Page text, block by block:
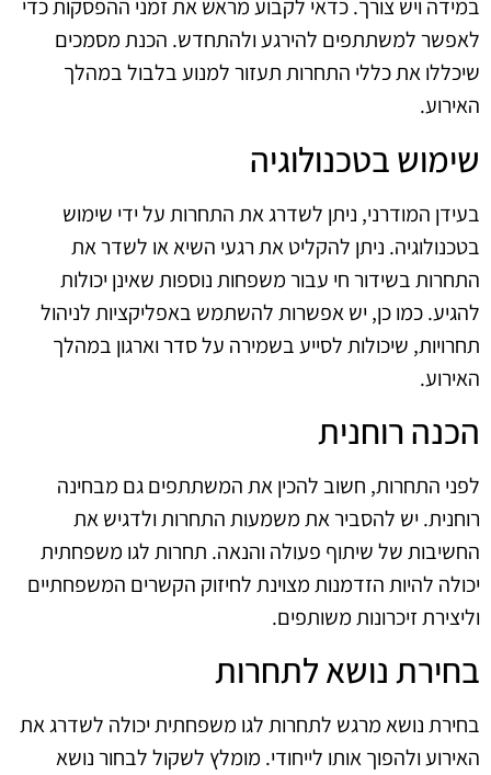
במידה ויש צורך. כדאי לקבוע מראש את זמני ההפסקות כדי
לאפשר למשתתפים להירגע ולהתחדש. הכנת מסמכים
שיכללו את כללי התחרות תעזור למנוע בלבול במהלך
האירוע.
שימוש בטכנולוגיה
בעידן המודרני, ניתן לשדרג את התחרות על ידי שימוש
בטכנולוגיה. ניתן להקליט את רגעי השיא או לשדר את
התחרות בשידור חי עבור משפחות נוספות שאינן יכולות
להגיע. כמו כן, יש אפשרות להשתמש באפליקציות לניהול
תחרויות, שיכולות לסייע בשמירה על סדר וארגון במהלך
האירוע.
הכנה רוחנית
לפני התחרות, חשוב להכין את המשתתפים גם מבחינה
רוחנית. יש להסביר את משמעות התחרות ולדגיש את
החשיבות של שיתוף פעולה והנאה. תחרות לגו משפחתית
יכולה להיות הזדמנות מצוינת לחיזוק הקשרים המשפחתיים
וליצירת זיכרונות משותפים.
בחירת נושא לתחרות
בחירת נושא מרגש לתחרות לגו משפחתית יכולה לשדרג את
האירוע ולהפוך אותו לייחודי. מומלץ לשקול לבחור נושא